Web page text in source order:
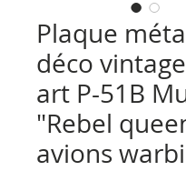
Plaque
déco
art P-51B
"Rebel
avions